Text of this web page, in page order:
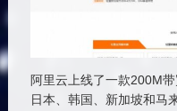
阿里云上线了一款200M
日本、韩国、新加坡和马